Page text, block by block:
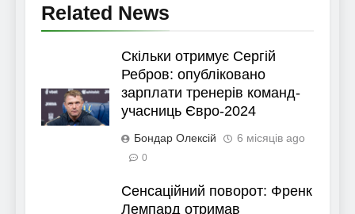
Related News
Скільки отримує Сергій
Ребров: опубліковано
зарплати тренерів команд-
учасниць Євро-2024
Бондар Олексій 6 місяців ago
0
Сенсаційний поворот: Френк
Лемпард отримав